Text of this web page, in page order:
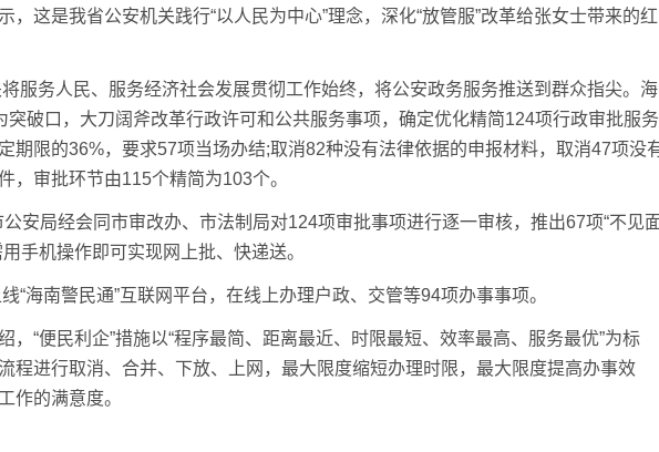
这是我省公安机关践行“以人民为中心”理念，深化“放管服”改革给张女士带来的红
务人民、服务经济社会发展贯彻工作始终，将公安政务服务推送到群众指尖。海
突破口，大刀阔斧改革行政许可和公共服务事项，确定优化精简124项行政审批服务
期限的36%，要求57项当场办结;取消82种没有法律依据的申报材料，取消47项没
，审批环节由115个精简为103个。
局经会同市审改办、市法制局对124项审批事项进行逐一审核，推出67项“不见
手机操作即可实现网上批、快递送。
南警民通”互联网平台，在线上办理户政、交管等94项办事事项。
“便民利企”措施以“程序最简、距离最近、时限最短、效率最高、服务最优”为标
程进行取消、合并、下放、上网，最大限度缩短办理时限，最大限度提高办事效
作的满意度。